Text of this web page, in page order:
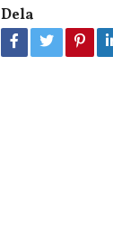
Dela